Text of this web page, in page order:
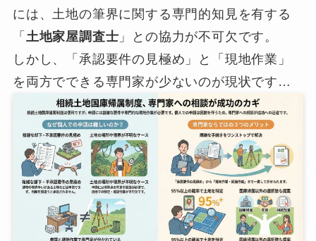
には、土地の筆界に関する専門的知見を有する
「 土地家屋調査士 」との協力が不可欠です。
しかし、「承認要件の見極め」と「現地作業」
を両方でできる専門家が少ないのが現状です…